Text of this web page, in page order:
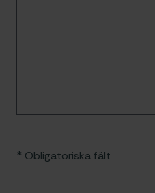
* Obligatoriska fält